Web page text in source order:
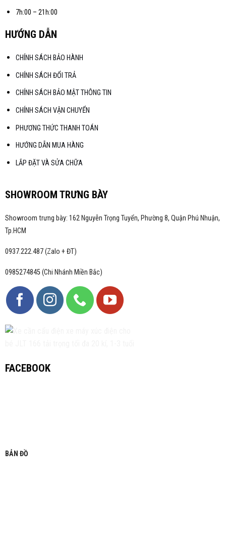
7h:00 – 21h:00
HƯỚNG DẪN
CHÍNH SÁCH BẢO HÀNH
CHÍNH SÁCH ĐỔI TRẢ
CHÍNH SÁCH BẢO MẬT THÔNG TIN
CHÍNH SÁCH VẬN CHUYỂN
PHƯƠNG THỨC THANH TOÁN
HƯỚNG DẪN MUA HÀNG
LẮP ĐẶT VÀ SỬA CHỮA
SHOWROOM TRƯNG BÀY
Showroom trưng bày: 162 Nguyễn Trọng Tuyển, Phường 8, Quận Phú Nhuận,
Tp.HCM
0937.222.487 (Zalo + ĐT)
0985274845 (Chi Nhánh Miền Bắc)
FACEBOOK
BẢN ĐỒ